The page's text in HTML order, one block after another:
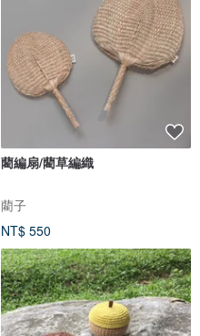
藺編扇/藺草編織
藺子
NT$ 550